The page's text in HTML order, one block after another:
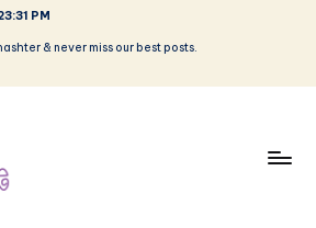
PM
& never miss our best posts.